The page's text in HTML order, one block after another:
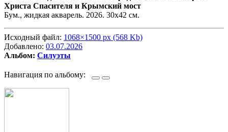
Христа Спасителя и Крымский мост
Бум., жидкая акварель. 2026. 30х42 см.
Исходный файл: 1068×1500 px (568 Kb)
Добавлено: 03.07.2026
Альбом: Силуэты
Навигация по альбому: